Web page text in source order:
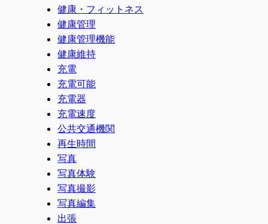
健康・フィットネス
健康管理
健康管理機能
健康維持
充電
充電可能
充電器
充電速度
公共交通機関
再生時間
写真
写真体験
写真撮影
写真編集
出張